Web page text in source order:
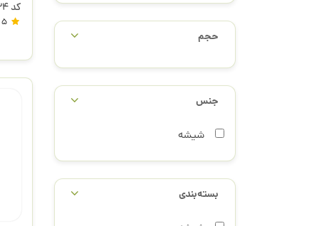
حجم
جنس
شیشه
بسته‌بندی
کد 234 تالنز